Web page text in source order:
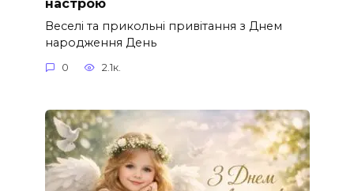
настрою
Веселі та прикольні привітання з Днем
народження День
0 2.1к.